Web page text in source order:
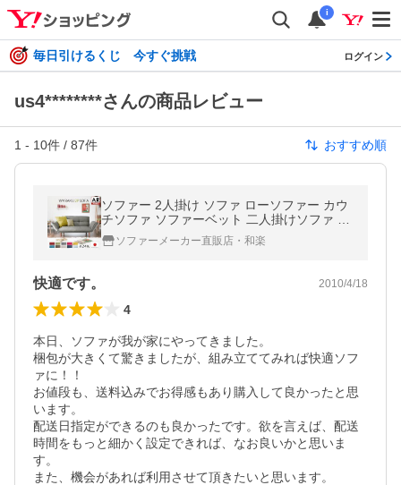
i
毎日引けるくじ 今すぐ挑戦 ログイン
us4********さんの商品レビュー
1 - 10件 / 87件 おすすめ順
ソファー 2人掛け ソファ ローソファー カウ
チソファ ソファーベット 二人掛けソファ リ
クライニング コンパクト フロアソファ
ソファーメーカー直販店・和楽
快適です。 2010/4/18
4
本日、ソファが我が家にやってきました。
梱包が大きくて驚きましたが、組み立ててみれば快適ソフ
ァに！！
お値段も、送料込みでお得感もあり購入して良かったと思
います。
配送日指定ができるのも良かったです。欲を言えば、配送
時間をもっと細かく設定できれば、なお良いかと思いま
す。
また、機会があれば利用させて頂きたいと思います。